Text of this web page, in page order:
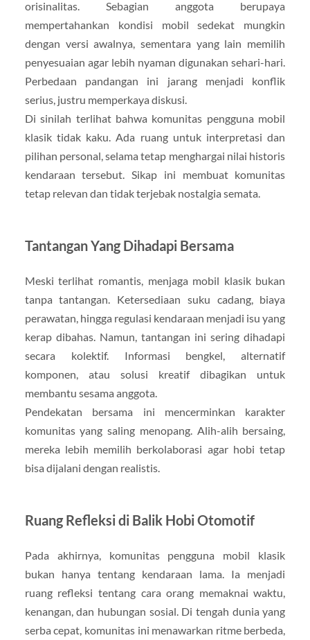
orisinalitas. Sebagian anggota berupaya
mempertahankan kondisi mobil sedekat mungkin
dengan versi awalnya, sementara yang lain memilih
penyesuaian agar lebih nyaman digunakan sehari-hari.
Perbedaan pandangan ini jarang menjadi konflik
serius, justru memperkaya diskusi.
Di sinilah terlihat bahwa komunitas pengguna mobil
klasik tidak kaku. Ada ruang untuk interpretasi dan
pilihan personal, selama tetap menghargai nilai historis
kendaraan tersebut. Sikap ini membuat komunitas
tetap relevan dan tidak terjebak nostalgia semata.
Tantangan Yang Dihadapi Bersama
Meski terlihat romantis, menjaga mobil klasik bukan
tanpa tantangan. Ketersediaan suku cadang, biaya
perawatan, hingga regulasi kendaraan menjadi isu yang
kerap dibahas. Namun, tantangan ini sering dihadapi
secara kolektif. Informasi bengkel, alternatif
komponen, atau solusi kreatif dibagikan untuk
membantu sesama anggota.
Pendekatan bersama ini mencerminkan karakter
komunitas yang saling menopang. Alih-alih bersaing,
mereka lebih memilih berkolaborasi agar hobi tetap
bisa dijalani dengan realistis.
Ruang Refleksi di Balik Hobi Otomotif
Pada akhirnya, komunitas pengguna mobil klasik
bukan hanya tentang kendaraan lama. Ia menjadi
ruang refleksi tentang cara orang memaknai waktu,
kenangan, dan hubungan sosial. Di tengah dunia yang
serba cepat, komunitas ini menawarkan ritme berbeda,